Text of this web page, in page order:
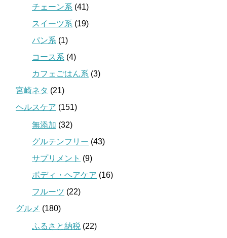
チェーン系 (41)
スイーツ系 (19)
パン系 (1)
コース系 (4)
カフェごはん系 (3)
宮崎ネタ (21)
ヘルスケア (151)
無添加 (32)
グルテンフリー (43)
サプリメント (9)
ボディ・ヘアケア (16)
フルーツ (22)
グルメ (180)
ふるさと納税 (22)